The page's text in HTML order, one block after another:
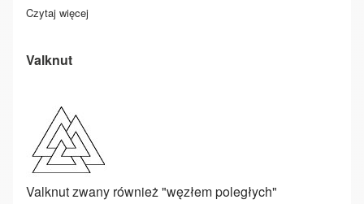
Czytaj więcej
Valknut
Valknut zwany również "węzłem poległych"